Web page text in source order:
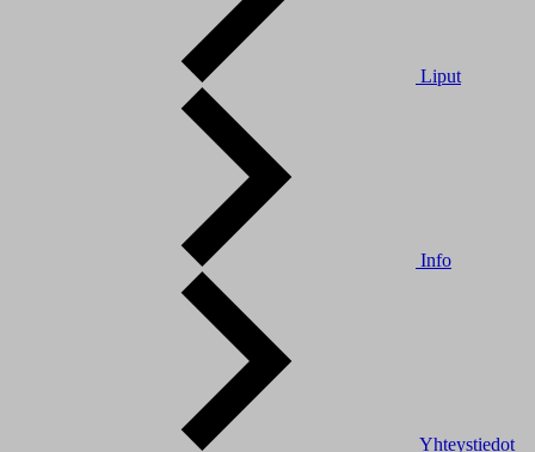
Liput
Info
Yhteystiedot